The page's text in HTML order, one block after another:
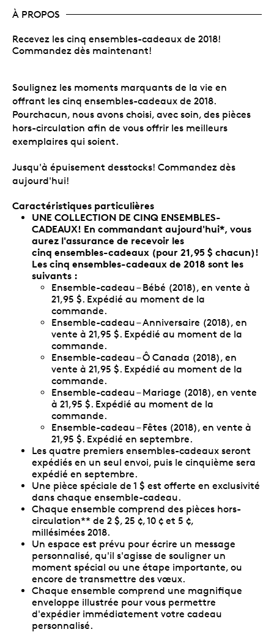
À PROPOS
Recevez les cinq ensembles-cadeaux de 2018!
Commandez dès maintenant!
Soulignez les moments marquants de la vie en
offrant les cinq ensembles-cadeaux de 2018.
Pourchacun, nous avons choisi, avec soin, des pièces
hors-circulation afin de vous offrir les meilleurs
exemplaires qui soient.
Jusqu'à épuisement desstocks! Commandez dès
aujourd'hui!
Caractéristiques particulières
UNE COLLECTION DE CINQ ENSEMBLES-
CADEAUX! En commandant aujourd'hui*, vous
aurez l'assurance de recevoir les
cinq ensembles-cadeaux (pour 21,95 $ chacun)!
Les cinq ensembles-cadeaux de 2018 sont les
suivants :
Ensemble-cadeau – Bébé (2018), en vente à
21,95 $. Expédié au moment de la
commande.
Ensemble-cadeau – Anniversaire (2018), en
vente à 21,95 $. Expédié au moment de la
commande.
Ensemble-cadeau – Ô Canada (2018), en
vente à 21,95 $. Expédié au moment de la
commande.
Ensemble-cadeau – Mariage (2018), en vente
à 21,95 $. Expédié au moment de la
commande.
Ensemble-cadeau – Fêtes (2018), en vente à
21,95 $. Expédié en septembre.
Les quatre premiers ensembles-cadeaux seront
expédiés en un seul envoi, puis le cinquième sera
expédié en septembre.
Une pièce spéciale de 1 $ est offerte en exclusivité
dans chaque ensemble-cadeau.
Chaque ensemble comprend des pièces hors-
circulation** de 2 $, 25 ¢, 10 ¢ et 5 ¢,
millésimées 2018.
Un espace est prévu pour écrire un message
personnalisé, qu'il s'agisse de souligner un
moment spécial ou une étape importante, ou
encore de transmettre des vœux.
Chaque ensemble comprend une magnifique
enveloppe illustrée pour vous permettre
d'expédier immédiatement votre cadeau
personnalisé.